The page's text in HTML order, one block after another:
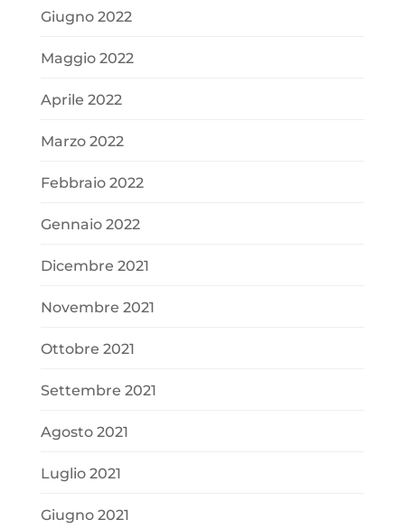
Giugno 2022
Maggio 2022
Aprile 2022
Marzo 2022
Febbraio 2022
Gennaio 2022
Dicembre 2021
Novembre 2021
Ottobre 2021
Settembre 2021
Agosto 2021
Luglio 2021
Giugno 2021